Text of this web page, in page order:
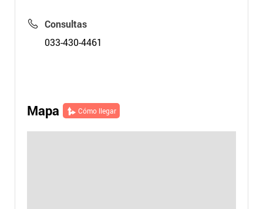
Consultas
033-430-4461
Mapa Cómo llegar